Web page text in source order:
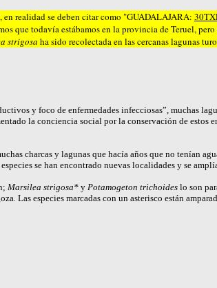
en realidad se deben citar como "GUADALAJARA:
que todavía estábamos en la provincia de Teruel,
strigosa ha sido recolectada en las cercanas lagunas
y foco de enfermedades infecciosas”, muchas
la conciencia social por la conservación de estos
charcas y lagunas que hacía años que no tenían
se han encontrado nuevas localidades y se
Marsilea strigosa* y Potamogeton trichoides lo son
. Las especies marcadas con un asterisco están